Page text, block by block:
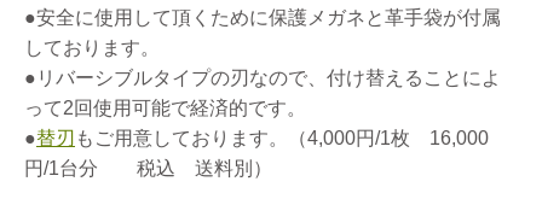
●安全に使用して頂くために保護メガネと革手袋が付属
しております。
●リバーシブルタイプの刃なので、付け替えることによ
って2回使用可能で経済的です。
●替刃 もご用意しております。（4,000円/1枚 16,000
円/1台分 税込 送料別）